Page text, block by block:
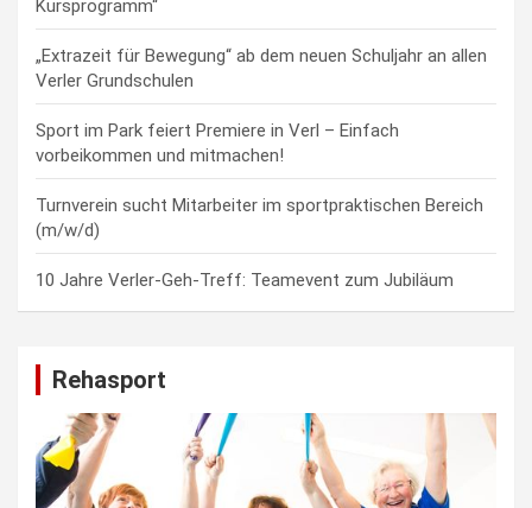
Kursprogramm“
„Extrazeit für Bewegung“ ab dem neuen Schuljahr an allen
Verler Grundschulen
Sport im Park feiert Premiere in Verl – Einfach
vorbeikommen und mitmachen!
Turnverein sucht Mitarbeiter im sportpraktischen Bereich
(m/w/d)
10 Jahre Verler-Geh-Treff: Teamevent zum Jubiläum
Rehasport